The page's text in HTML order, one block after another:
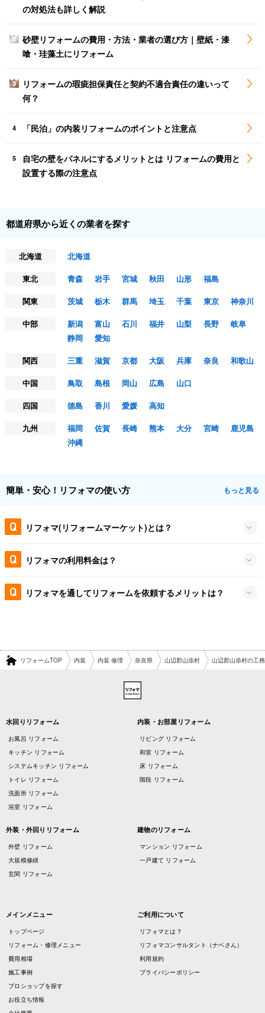
の対処法も詳しく解説
2
砂壁リフォームの費用・方法・業者の選び方｜壁紙・漆
喰・珪藻土にリフォーム
3
リフォームの瑕疵担保責任と契約不適合責任の違いって
何？
4 「民泊」の内装リフォームのポイントと注意点
5
自宅の壁をパネルにするメリットとは リフォームの費用と
設置する際の注意点
都道府県から近くの業者を探す
北海道
北海道
東北
青森 岩手 宮城 秋田 山形
福島
関東
茨城 栃木 群馬 埼玉 千葉 東京
神奈川
中部
新潟 富山 石川 福井 山梨 長野
岐阜
静岡
愛知
関西
三重 滋賀 京都 大阪 兵庫 奈良
和歌山
中国
鳥取 島根 岡山 広島
山口
四国
徳島 香川 愛媛
高知
九州
福岡 佐賀 長崎 熊本 大分 宮崎
鹿児島
沖縄
簡単・安心！リフォマの使い方 もっと見る
リフォマ(リフォームマーケット)とは？
リフォマの利用料金は？
リフォマを通してリフォームを依頼するメリットは？
リフォームTOP 内装 内装 修理 奈良県 山辺郡山添村 山辺郡山添村の工
水回りリフォーム
お風呂 リフォーム
キッチン リフォーム
システムキッチン リフォーム
トイレ リフォーム
洗面所 リフォーム
浴室 リフォーム
内装・お部屋リフォーム
リビング リフォーム
和室 リフォーム
床 リフォーム
階段 リフォーム
外装・外回りリフォーム
外壁 リフォーム
大規模修繕
玄関 リフォーム
建物のリフォーム
マンション リフォーム
一戸建て リフォーム
メインメニュー
トップページ
リフォーム・修理メニュー
費用相場
施工事例
プロショップを探す
お役立ち情報
ご利用について
リフォマとは？
リフォマコンサルタント（ナベさん）
利用規約
プライバシーポリシー